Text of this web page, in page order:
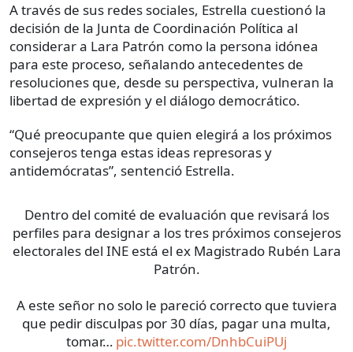
A través de sus redes sociales, Estrella cuestionó la
decisión de la Junta de Coordinación Política al
considerar a Lara Patrón como la persona idónea
para este proceso, señalando antecedentes de
resoluciones que, desde su perspectiva, vulneran la
libertad de expresión y el diálogo democrático.
“Qué preocupante que quien elegirá a los próximos
consejeros tenga estas ideas represoras y
antidemócratas”, sentenció Estrella.
Dentro del comité de evaluación que revisará los
perfiles para designar a los tres próximos consejeros
electorales del INE está el ex Magistrado Rubén Lara
Patrón.
A este señor no solo le pareció correcto que tuviera
que pedir disculpas por 30 días, pagar una multa,
tomar… pic.twitter.com/DnhbCuiPUj